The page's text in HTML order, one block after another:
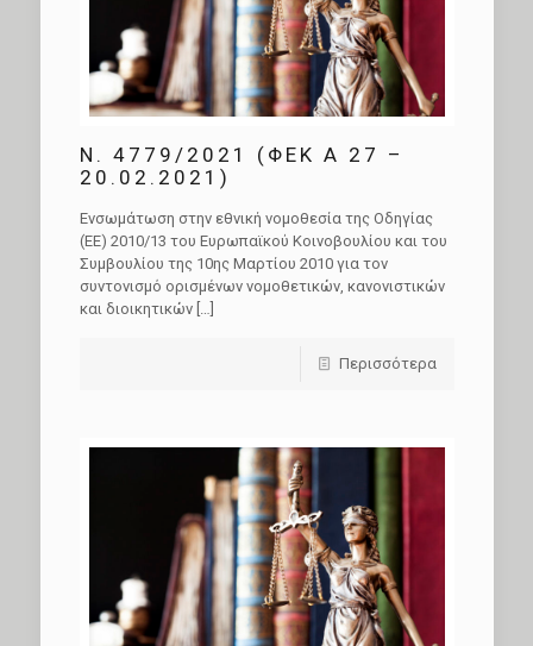
Ν. 4779/2021 (ΦΕΚ A 27 –
20.02.2021)
Ενσωμάτωση στην εθνική νομοθεσία της Οδηγίας
(ΕΕ) 2010/13 του Ευρωπαϊκού Κοινοβουλίου και του
Συμβουλίου της 10ης Μαρτίου 2010 για τον
συντονισμό ορισμένων νομοθετικών, κανονιστικών
και διοικητικών[…]
Περισσότερα